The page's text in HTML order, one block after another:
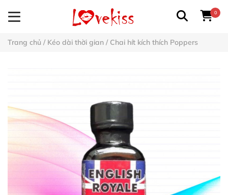
0
Trang chủ / Kéo dài thời gian / Chai hít kích thích Poppers